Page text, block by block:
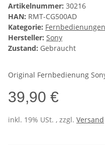
Artikelnummer: 30216
HAN: RMT-CG500AD
Kategorie: Fernbedienungen
Hersteller: Sony
Zustand: Gebraucht
Original Fernbedienung
39,90 €
inkl. 19% USt. , zzgl. Versand